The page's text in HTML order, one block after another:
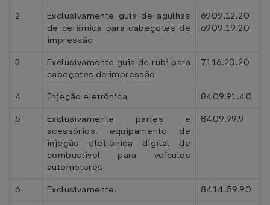
2
Exclusivamente guia de agulhas
de cerâmica para cabeçotes de
impressão
6909.12.20
6909.19.20
3
Exclusivamente guia de rubi para
cabeçotes de impressão
7116.20.20
4 Injeção eletrônica
8409.91.40
5
Exclusivamente partes e
acessórios, equipamento de
injeção eletrônica digital de
combustível para veículos
automotores
8409.99.9
6 Exclusivamente:
8414.59.90